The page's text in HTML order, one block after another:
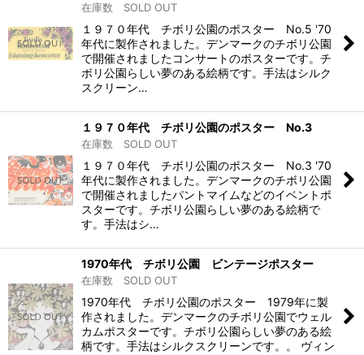
在庫数 SOLD OUT
１９７０年代 チボリ公園のポスター No.5 '70
年代に製作されました。デンマークのチボリ公園
で開催されましたコンサートのポスターです。チ
ボリ公園らしい夢のある絵柄です。手法はシルク
スクリーン…
１９７０年代 チボリ公園のポスター No.3
在庫数 SOLD OUT
１９７０年代 チボリ公園のポスター No.3 '70
年代に製作されました。デンマークのチボリ公園
で開催されましたパントマイムなどのイベントポ
スターです。チボリ公園らしい夢のある絵柄で
す。手法はシ…
1970年代 チボリ公園 ビンテージポスター
在庫数 SOLD OUT
1970年代 チボリ公園のポスター 1979年に製
作されました。デンマークのチボリ公園でウェル
カムポスターです。チボリ公園らしい夢のある絵
柄です。手法はシルクスクリーンです。。 ヴィン